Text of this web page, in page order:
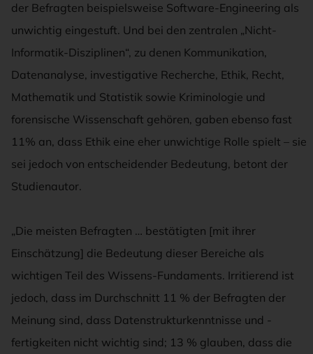
der Befragten beispielsweise Software-Engineering als
unwichtig eingestuft. Und bei den zentralen „Nicht-
Informatik-Disziplinen“, zu denen Kommunikation,
Datenanalyse, investigative Recherche, Ethik, Recht,
Mathematik und Statistik sowie Kriminologie und
forensische Wissenschaft gehören, gaben ebenso fast
11% an, dass Ethik eine eher unwichtige Rolle spielt – sie
sei jedoch von entscheidender Bedeutung, betont der
Studienautor.
„Die meisten Befragten … bestätigten [mit ihrer
Einschätzung] die Bedeutung dieser Bereiche als
wichtigen Teil des Wissens-Fundaments. Irritierend ist
jedoch, dass im Durchschnitt 11 % der Befragten der
Meinung sind, dass Datenstrukturkenntnisse und -
fertigkeiten nicht wichtig sind; 13 % glauben, dass die